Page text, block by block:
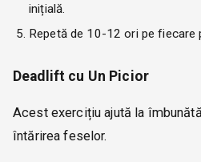
inițială.
Repetă de 10-12 ori pe fiecare
Deadlift cu Un Picior
Acest exercițiu ajută la
întărirea feselor.